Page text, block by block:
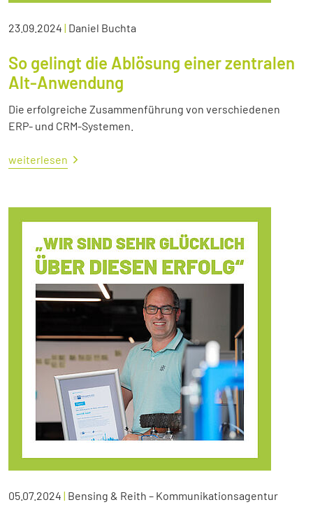
23.09.2024 | Daniel Buchta
So gelingt die Ablösung einer zentralen
Alt-Anwendung
Die erfolgreiche Zusammenführung von verschiedenen
ERP- und CRM-Systemen.
weiterlesen
05.07.2024 | Bensing & Reith – Kommunikationsagentur